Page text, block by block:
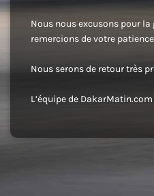
Nous nous excusons pour
remercions de votre
Nous serons de retour très
L’équipe de DakarMatin.com